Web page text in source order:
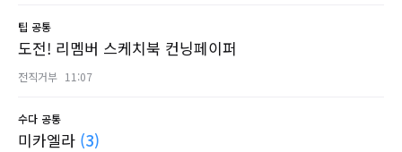
팁 공통
도전! 리멤버 스케치북 컨닝페이퍼
전직거부 11:07
수다 공통
미카엘라 (3)